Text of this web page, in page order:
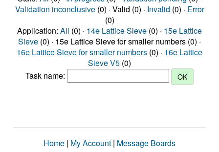
Validation inconclusive(0) · Valid (0) · Invalid (0) · Error
(0)
Application: All (0) · 14e Lattice Sieve (0) · 15e Lattice
Sieve (0) · 15e Lattice Sieve for smaller numbers (0) ·
16e Lattice Sieve for smaller numbers (0) · 16e Lattice
Sieve V5 (0)
Task name:
Home | My Account | Message Boards